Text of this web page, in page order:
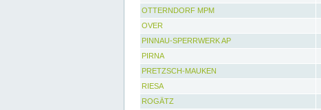
OTTERNDORF MPM
OVER
PINNAU-SPERRWERK AP
PIRNA
PRETZSCH-MAUKEN
RIESA
ROGÄTZ